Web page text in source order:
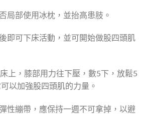
局部使用冰枕，並抬高患肢。
即可下床活動，並可開始做股四頭肌
上，膝部用力往下壓，數5下，放鬆5
以加強股四頭肌的力量。
性繃帶，應保持一週不可拿掉，以避